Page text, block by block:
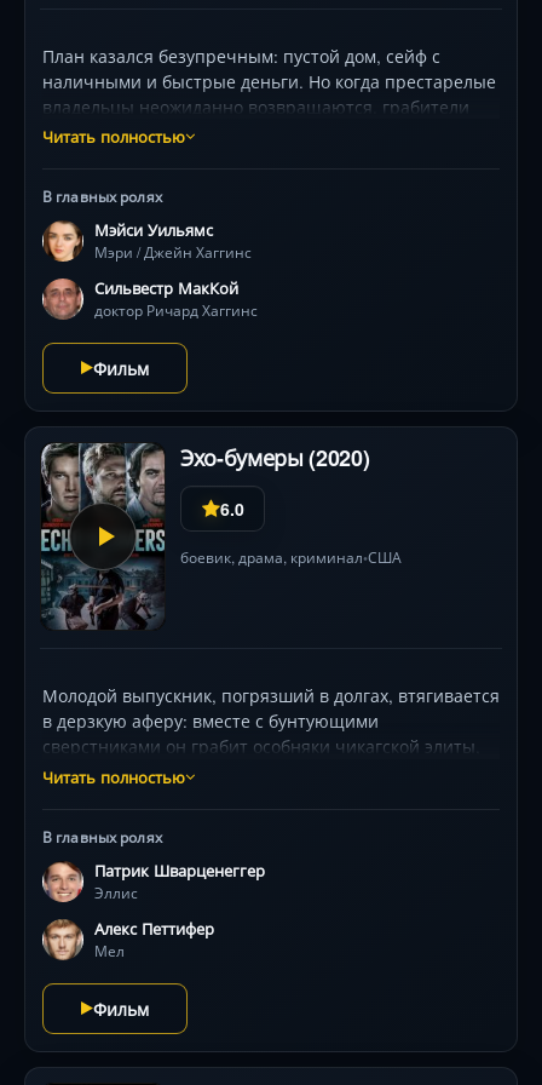
План казался безупречным: пустой дом, сейф с
наличными и быстрые деньги. Но когда престарелые
владельцы неожиданно возвращаются, грабители
вмиг теряют контроль. Теперь они — заложники в
и ветераны экрана Сильвестр Маккой («Доктор Кто»),
Рита Ташингем ведут изощренную психологическую
дуэль. Викторианские интерьеры становятся
лабиринтом ужаса, а газовые маски и мерцающий
свет намекают: кошмар только начинается .
Читать полностью
В главных ролях
Мэйси Уильямс
Мэри / Джейн Хаггинс
Сильвестр МакКой
доктор Ричард Хаггинс
Фильм
Эхо-бумеры (2020)
6.0
боевик, драма, криминал•США
Молодой выпускник, погрязший в долгах, втягивается
в дерзкую аферу: вместе с бунтующими
сверстниками он грабит особняки чикагской элиты,
маскируя преступления под искусство протеста. Но
Визуальная стилистика с отсылками к поп-арту и
резонансные диалоги держат в напряжении до
финальных титров .
Читать полностью
В главных ролях
Патрик Шварценеггер
Эллис
Алекс Петтифер
Мел
Фильм